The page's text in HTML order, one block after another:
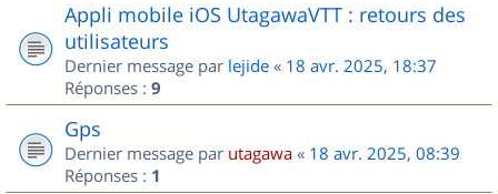
Appli mobile iOS UtagawaVTT : retours des
utilisateurs
Dernier message par lejide « 18 avr. 2025, 18:37
Réponses : 9
Gps
Dernier message par utagawa « 18 avr. 2025, 08:39
Réponses : 1